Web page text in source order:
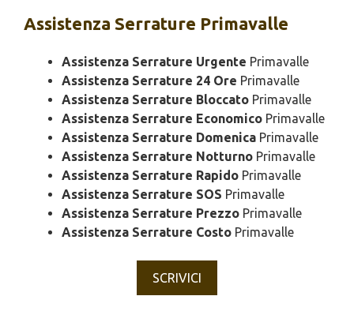
Assistenza Serrature Primavalle
Assistenza Serrature Urgente Primavalle
Assistenza Serrature 24 Ore Primavalle
Assistenza Serrature Bloccato Primavalle
Assistenza Serrature Economico Primavalle
Assistenza Serrature Domenica Primavalle
Assistenza Serrature Notturno Primavalle
Assistenza Serrature Rapido Primavalle
Assistenza Serrature SOS Primavalle
Assistenza Serrature Prezzo Primavalle
Assistenza Serrature Costo Primavalle
SCRIVICI